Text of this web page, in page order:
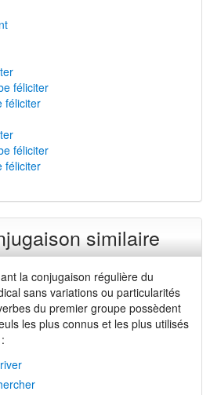
féliciter
féliciter
féliciter
féliciter
similaire
la conjugaison régulière du
sans variations ou particularités
du premier groupe possèdent
les plus connus et les plus utilisés